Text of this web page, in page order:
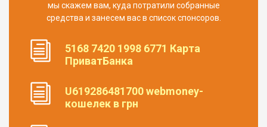
мы скажем вам, куда потратили собранные
средства и занесем вас в список спонсоров.
5168 7420 1998 6771 Карта
ПриватБанка
U619286481700 webmoney-
кошелек в грн